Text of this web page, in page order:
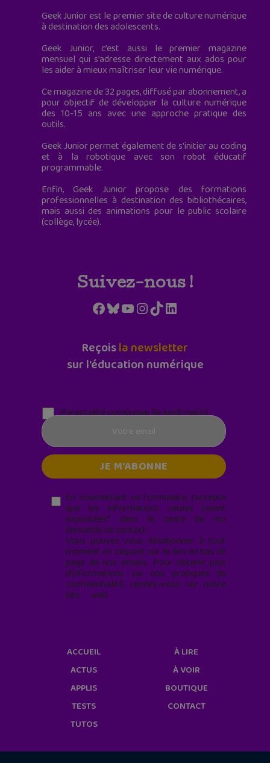
Geek Junior est le premier site de culture numérique
à destination des adolescents.
Geek Junior, c’est aussi le premier magazine
mensuel qui s’adresse directement aux ados pour
les aider à mieux maîtriser leur vie numérique.
Ce magazine de 32 pages, diffusé par abonnement, a
pour objectif de développer la culture numérique
des 10-15 ans avec une approche pratique des
outils.
Geek Junior permet également de s'initier au coding
et à la robotique avec son robot éducatif
programmable.
Enfin, Geek Junior propose des formations
professionnelles à destination des bibliothécaires,
mais aussi des animations pour le public scolaire
(collège, lycée).
Suivez-nous !
Facebook
Bluesky
YouTube
Instagram
TikTokLinkedIn
Reçoisla newsletter
sur l'éducation numérique
Parentalité numérique (le lundi matin)
En soumettant ce formulaire, j’accepte
que les informations saisies soient
exploitées* dans le cadre de ma
demande de contact.
Vous pouvez vous désabonner à tout
moment en cliquant sur le lien en bas de
page de nos emails. Pour obtenir plus
d'informations sur nos pratiques de
confidentialité, rendez-vous sur notre
site web
ACCUEIL
ACTUS
APPLIS
TESTS
TUTOS
À LIRE
À VOIR
BOUTIQUE
CONTACT